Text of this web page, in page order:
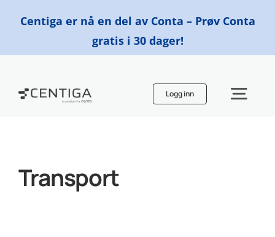
Centiga er nå en del av Conta – Prøv Conta
gratis i 30 dager!
Logg inn
Transport